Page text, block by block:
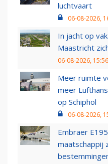
luchtvaart
06-08-2026,
In jacht op
Maastricht
06-08-2026, 15:56
Meer ruimte
meer
op Schiphol
06-08-2026,
Embraer
maatschappij